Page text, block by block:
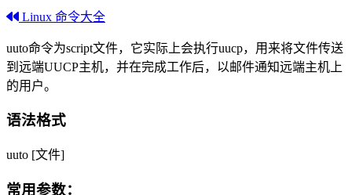
Linux 命令大全
uuto命令为script文件，它实际上会执行uucp，用来将文件传送
到远端UUCP主机，并在完成工作后，以邮件通知远端主机上
的用户。
语法格式
uuto [文件]
常用参数：